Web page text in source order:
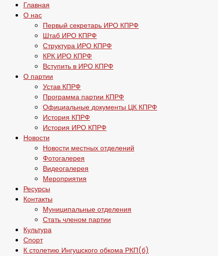
Главная
О нас
Первый секретарь ИРО КПРФ
Штаб ИРО КПРФ
Структура ИРО КПРФ
КРК ИРО КПРФ
Вступить в ИРО КПРФ
О партии
Устав КПРФ
Программа партии КПРФ
Официальные документы ЦК КПРФ
История КПРФ
История ИРО КПРФ
Новости
Новости местных отделений
Фотогалерея
Видеогалерея
Мероприятия
Ресурсы
Контакты
Муниципальные отделения
Стать членом партии
Культура
Спорт
К столетию Ингушского обкома РКП(б)